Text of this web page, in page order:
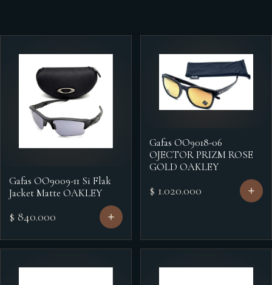
Gafas OO9009-11 Si Flak
Jacket Matte OAKLEY
$ 840.000
Gafas OO9018-06
OJECTOR PRIZM ROSE
GOLD OAKLEY
$ 1.020.000